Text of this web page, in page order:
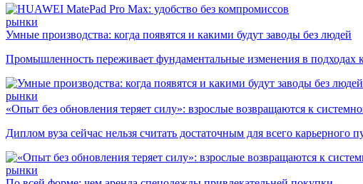
рынки
Умные производства: когда появятся и какими будут заводы без людей
Промышленность переживает фундаментальные изменения в подходах
рынки
«Опыт без обновления теряет силу»: взрослые возвращаются к
Диплом вуза сейчас нельзя считать достаточным для всего
рынки